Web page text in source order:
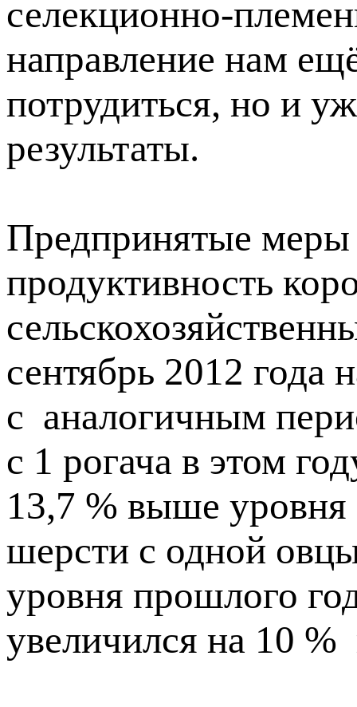
селекционно-
направление нам
потрудиться, но и
результаты.
Предпринятые меры
продуктивность
сентябрь 2012 года
с аналогичным
с 1 рогача в этом
13,7 % выше уровня
шерсти с одной
уровня прошлого
увеличился на 10